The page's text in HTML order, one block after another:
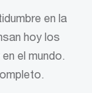
en la
hoy los
el mundo.